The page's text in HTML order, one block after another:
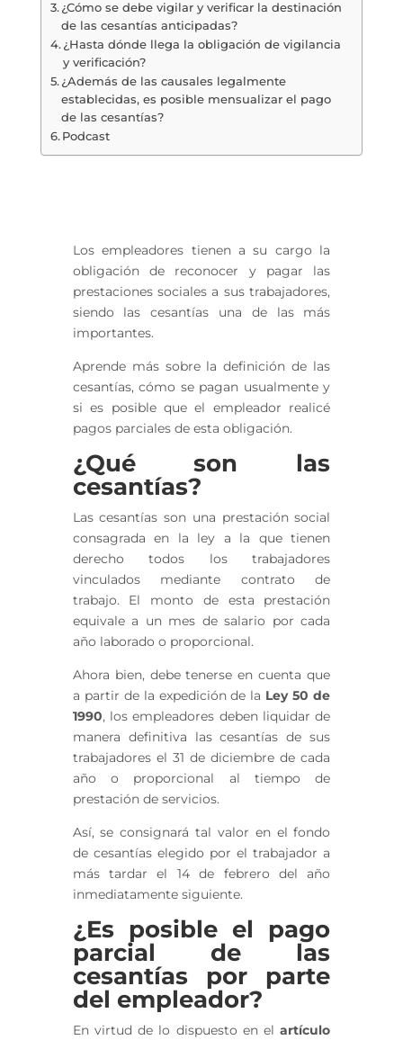
¿Cómo se debe vigilar y verificar la destinación
de las cesantías anticipadas?
¿Hasta dónde llega la obligación de vigilancia
y verificación?
¿Además de las causales legalmente
establecidas, es posible mensualizar el pago
de las cesantías?
Podcast
Los empleadores tienen a su cargo la
obligación de reconocer y pagar las
prestaciones sociales a sus trabajadores,
siendo las cesantías una de las más
importantes.
Aprende más sobre la definición de las
cesantías, cómo se pagan usualmente y
si es posible que el empleador realicé
pagos parciales de esta obligación.
¿Qué son las
cesantías?
Las cesantías son una prestación social
consagrada en la ley a la que tienen
derecho todos los trabajadores
vinculados mediante contrato de
trabajo. El monto de esta prestación
equivale a un mes de salario por cada
año laborado o proporcional.
Ahora bien, debe tenerse en cuenta que
a partir de la expedición de la Ley 50 de
1990,los empleadores deben liquidar de
manera definitiva las cesantías de sus
trabajadores el 31 de diciembre de cada
año o proporcional al tiempo de
prestación de servicios.
Así, se consignará tal valor en el fondo
de cesantías elegido por el trabajador a
más tardar el 14 de febrero del año
inmediatamente siguiente.
¿Es posible el pago
parcial de las
cesantías por parte
del empleador?
En virtud de lo dispuesto en elartículo